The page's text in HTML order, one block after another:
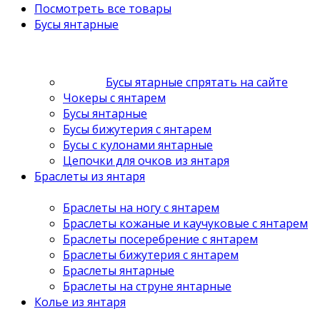
Посмотреть все товары
Бусы янтарные
Бусы ятарные спрятать на сайте
Чокеры с янтарем
Бусы янтарные
Бусы бижутерия с янтарем
Бусы с кулонами янтарные
Цепочки для очков из янтаря
Браслеты из янтаря
Браслеты на ногу с янтарем
Браслеты кожаные и каучуковые с янтарем
Браслеты посеребрение с янтарем
Браслеты бижутерия с янтарем
Браслеты янтарные
Браслеты на струне янтарные
Колье из янтаря